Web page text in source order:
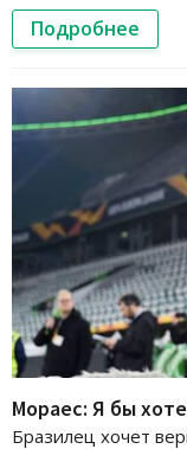
Подробнее
Мораес: Я бы
Бразилец хочет